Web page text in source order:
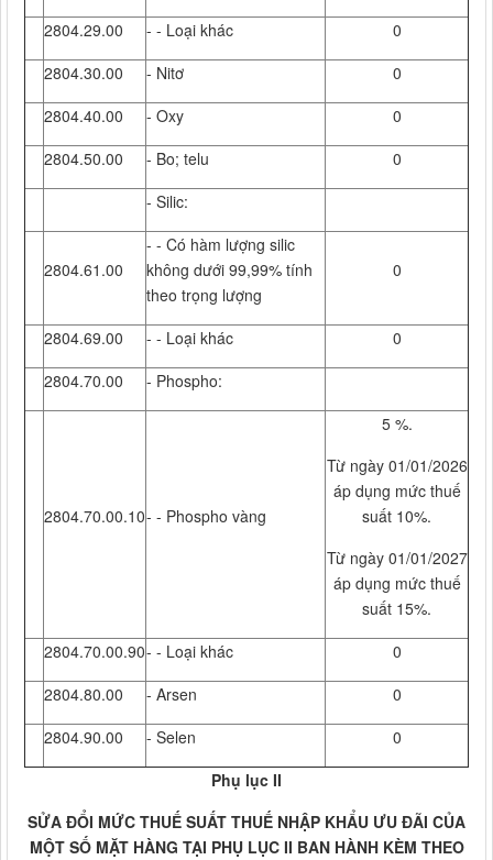
2804.29.00
- - Loại khác
0
2804.30.00
- Nitơ
0
2804.40.00
- Oxy
0
2804.50.00
- Bo; telu
0
- Silic:
2804.61.00
- - Có hàm lượng silic
không dưới 99,99% tính
theo trọng lượng
0
2804.69.00 - - Loại khác
0
2804.70.00
- Phospho:
2804.70.00.10- - Phospho vàng
5 %.
Từ ngày 01/01/2026
áp dụng mức thuế
suất 10%.
Từ ngày 01/01/2027
áp dụng mức thuế
suất 15%.
2804.70.00.90- - Loại khác
0
2804.80.00
- Arsen
0
2804.90.00
- Selen
0
Phụ lục II
SỬA ĐỔI MỨC THUẾ SUẤT THUẾ NHẬP KHẨU ƯU ĐÃI CỦA
MỘT SỐ MẶT HÀNG TẠI PHỤ LỤC II BAN HÀNH KÈM THEO